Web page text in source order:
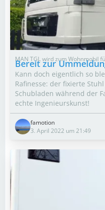
MAN TGL wird zum Wohnmobil
Bereit zur
Kann doch eigentlich so
Rafinesse: der fixierte
Schubladen während der
echte Ingenieurskunst!
famotion
3. April 2022 um 21:49